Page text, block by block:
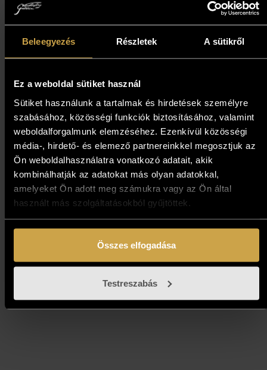
Beleegyezés Részletek A sütikről
Ez a weboldal sütiket használ
Sütiket használunk a tartalmak és hirdetések személyre
szabásához, közösségi funkciók biztosításához, valamint
weboldalforgalmunk elemzéséhez. Ezenkívül közösségi
média-, hirdető- és elemező partnereinkkel megosztjuk az
Ön weboldalhasználatra vonatkozó adatait, akik
kombinálhatják az adatokat más olyan adatokkal,
amelyeket Ön adott meg számukra vagy az Ön által
használt más szolgáltatásokból gyűjtöttek.
Összes elfogadása
Testreszabás
Kosárba teszem
Papp Gábor - Pihenő vitorlák
(40x60 cm)
559 000